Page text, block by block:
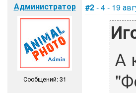
Администратор
Сообщений: 31
#2- 4 - 19
А